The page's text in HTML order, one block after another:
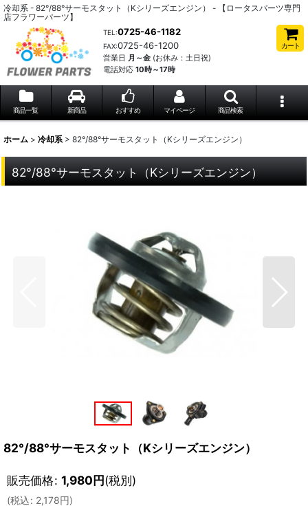
冷却系 - 82°/88°サーモスタット（Kシリーズエンジン） - 【ロータスパーツ専門
店フラワーパーツ】
TEL:0725-46-1182
FAX:0725-46-1200
営業日 月～金 (お休み：土日祝)
電話対応 10時～17時
カート
商品一覧 新商品 おすすめ マイページ 商品検索
ホーム > 冷却系 > 82°/88°サーモスタット（Kシリーズエンジン）
82°/88°サーモスタット（Kシリーズエンジン）
82°/88°サーモスタット（Kシリーズエンジン）
販売価格: 1,980円(税別)
(税込: 2,178円)